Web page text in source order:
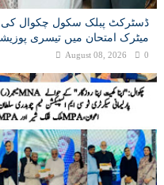
ڈسٹرکٹ پبلک سکول چکوال کی
میٹرک امتحان میں تیسری
August 08, 2026 0